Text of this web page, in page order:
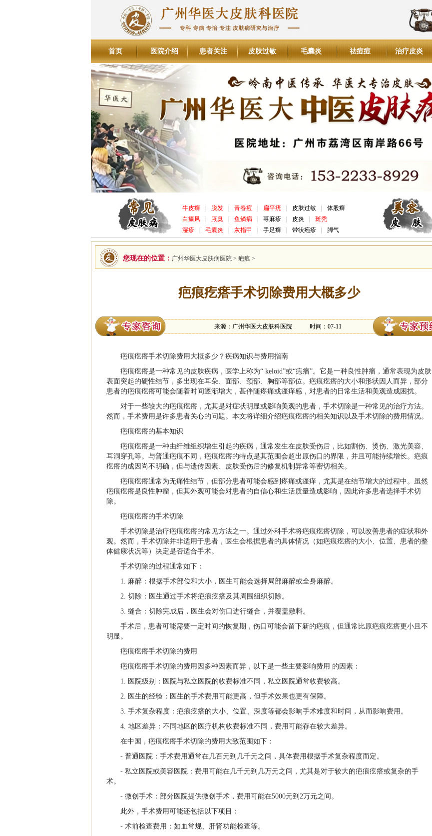
首页 医院介绍 患者关注 皮肤过敏 毛囊炎 祛痘痘 治疗皮炎
牛皮癣 脱发 青春痘 扁平疣 皮肤过敏
体股癣
白癜风
腋臭 鱼鳞病 荨麻疹 皮炎
斑秃
湿疹
毛囊炎 灰指甲 手足癣 带状疱疹 脚气
您现在的位置： 广州华医大皮肤病医院 > 疤痕 >
疤痕疙瘩手术切除费用大概多少
来源：广州华医大皮肤科医院 时间：07-11
疤痕疙瘩手术切除费用大概多少？疾病知识与费用指南
疤痕疙瘩是一种常见的皮肤疾病，医学上称为“ keloid”或“痣瘤”。它是一种良性肿瘤，通常表现为皮肤
表面突起的硬性结节，多出现在耳朵、面部、颈部、胸部等部位。疤痕疙瘩的大小和形状因人而异，部分
患者的疤痕疙瘩可能会随着时间逐渐增大，甚伴随疼痛或瘙痒感，对患者的日常生活和美观造成困扰。
对于一些较大的疤痕疙瘩，尤其是对症状明显或影响美观的患者，手术切除是一种常见的治疗方法。
然而，手术费用是许多患者关心的问题。本文将详细介绍疤痕疙瘩的相关知识以及手术切除的费用情况。
疤痕疙瘩的基本知识
疤痕疙瘩是一种由纤维组织增生引起的疾病，通常发生在皮肤受伤后，比如割伤、烫伤、激光美容、
耳洞穿孔等。与普通疤痕不同，疤痕疙瘩的特点是其范围会超出原伤口的界限，并且可能持续增长。疤痕
疙瘩的成因尚不明确，但与遗传因素、皮肤受伤后的修复机制异常等密切相关。
疤痕疙瘩通常为无痛性结节，但部分患者可能会感到疼痛或瘙痒，尤其是在结节增大的过程中。虽然
疤痕疙瘩是良性肿瘤，但其外观可能会对患者的自信心和生活质量造成影响，因此许多患者选择手术切
除。
疤痕疙瘩的手术切除
手术切除是治疗疤痕疙瘩的常见方法之一。通过外科手术将疤痕疙瘩切除，可以改善患者的症状和外
观。然而，手术切除并非适用于患者，医生会根据患者的具体情况（如疤痕疙瘩的大小、位置、患者的整
体健康状况等）决定是否适合手术。
手术切除的过程通常如下：
1. 麻醉：根据手术部位和大小，医生可能会选择局部麻醉或全身麻醉。
2. 切除：医生通过手术将疤痕疙瘩及其周围组织切除。
3. 缝合：切除完成后，医生会对伤口进行缝合，并覆盖敷料。
手术后，患者可能需要一定时间的恢复期，伤口可能会留下新的疤痕，但通常比原疤痕疙瘩更小且不
明显。
疤痕疙瘩手术切除的费用
疤痕疙瘩手术切除的费用因多种因素而异，以下是一些主要影响费用 的因素：
1. 医院级别：医院与私立医院的收费标准不同，私立医院通常收费较高。
2. 医生的经验：医生的手术费用可能更高，但手术效果也更有保障。
3. 手术复杂程度：疤痕疙瘩的大小、位置、深度等都会影响手术难度和时间，从而影响费用。
4. 地区差异：不同地区的医疗机构收费标准不同，费用可能存在较大差异。
在中国，疤痕疙瘩手术切除的费用大致范围如下：
- 普通医院：手术费用通常在几百元到几千元之间，具体费用根据手术复杂程度而定。
- 私立医院或美容医院：费用可能在几千元到几万元之间，尤其是对于较大的疤痕疙瘩或复杂的手
术。
- 微创手术：部分医院提供微创手术，费用可能在5000元到2万元之间。
此外，手术费用可能还包括以下项目：
- 术前检查费用：如血常规、肝肾功能检查等。